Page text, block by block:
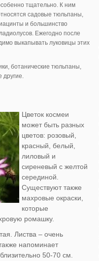
тщательно. К ним
садовые тюльпаны,
и большинство
Ежегодно после
выкапывать луковицы этих
ботанические тюльпаны,
другие.
Цветок космеи
может быть разных
цветов: розовый,
красный, белый,
лиловый и
сиреневый с желтой
серединой.
Существуют также
махровые окраски,
которые
ромашку.
Листва – очень
напоминает
50-70 см.